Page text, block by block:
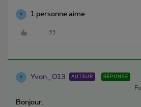
Y 1 personne aime
Y Yvon_013 AUTEUR RÉPONSE
Bonjour.